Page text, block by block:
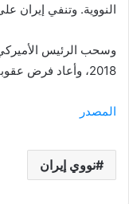
النووية. وتنفي إيران
وسحب الرئيس
2018، وأعاد فرض عقوبات اقتصادية قاسية على طهران.
المصدر
نووي إيران